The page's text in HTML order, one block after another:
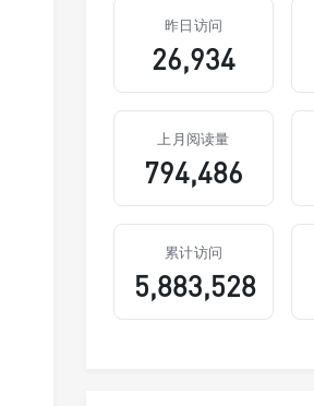
昨日访问
26,934
上月阅读量
794,486
累计访问
5,883,528